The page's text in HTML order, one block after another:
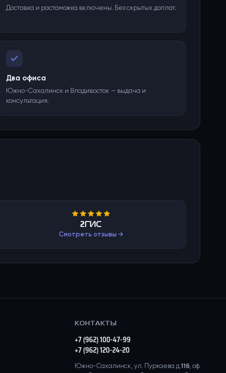
Доставка и растаможка включены. Без скрытых доплат.
Два офиса
Южно-Сахалинск и Владивосток — выдача и
консультация.
2ГИС
Смотреть отзывы →
КОНТАКТЫ
+7 (962) 100-47-99
+7 (962) 120-24-20
Южно-Сахалинск, ул. Пуркаева д.116, оф.